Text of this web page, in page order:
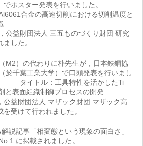
ポスター発表を行いました。
金の高速切削における切削温度と
団法人 三五ものづくり財団 研究
した。
代わりに朴先生が，日本鉄鋼協
於千葉工業大学）で口頭発表を行いまし
工具特性を活かしたTi–
と表面組織制御プロセスの開発
団法人 マザック財団 マザック高
受けて行われました。
説記事「相変態という現象の面白さ」
に掲載されました。